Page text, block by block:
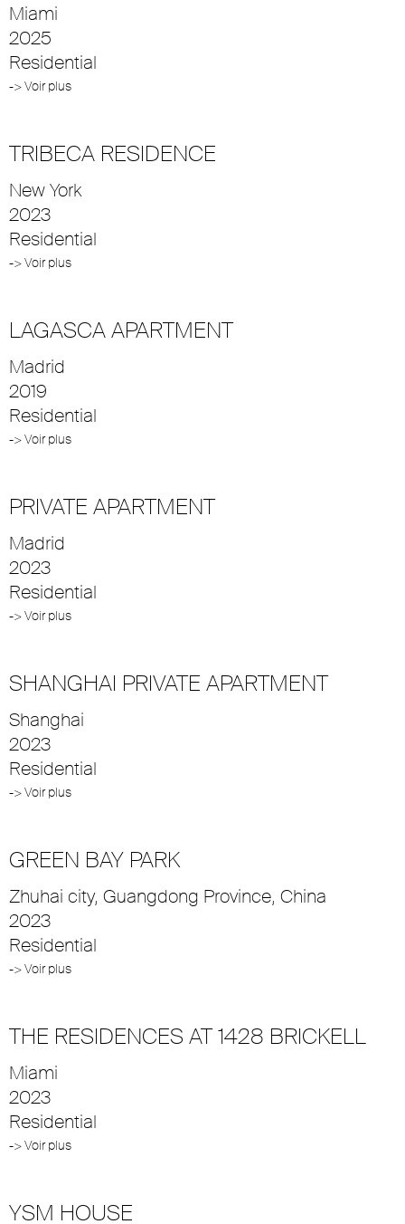
Miami
2025
Residential
-> Voir plus
TRIBECA RESIDENCE
New York
2023
Residential
-> Voir plus
LAGASCA APARTMENT
Madrid
2019
Residential
-> Voir plus
PRIVATE APARTMENT
Madrid
2023
Residential
-> Voir plus
SHANGHAI PRIVATE APARTMENT
Shanghai
2023
Residential
-> Voir plus
GREEN BAY PARK
Zhuhai city, Guangdong Province, China
2023
Residential
-> Voir plus
THE RESIDENCES AT 1428 BRICKELL
Miami
2023
Residential
-> Voir plus
YSM HOUSE